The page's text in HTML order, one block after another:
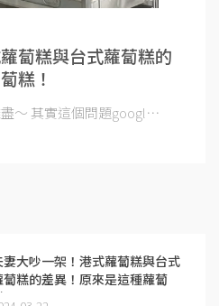
蔔糕與台式蘿蔔糕的
糕！
～ 其實這個問題googl⋯
妻大吵一架！港式蘿蔔糕與台式
蔔糕的差異！原來是這種蘿蔔